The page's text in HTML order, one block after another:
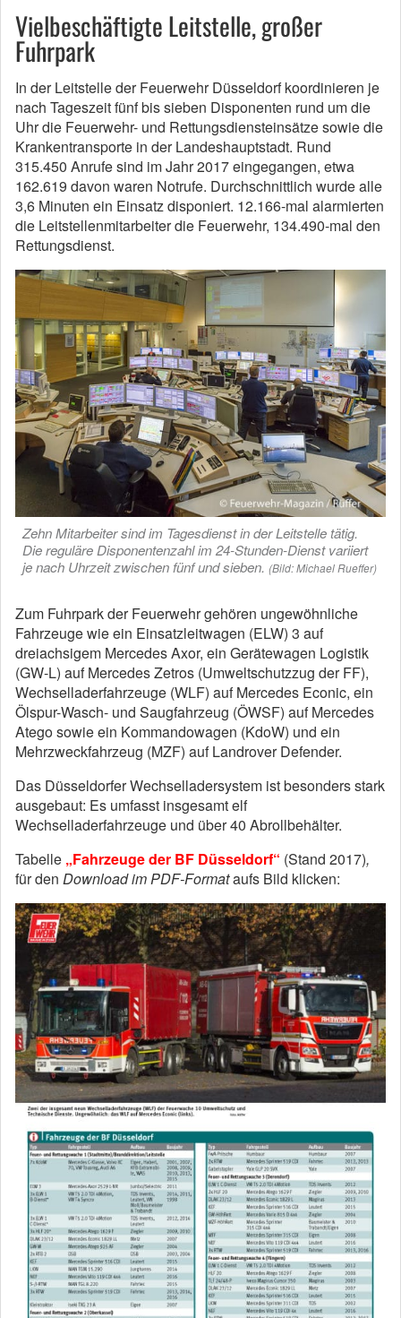
Vielbeschäftigte Leitstelle, großer
Fuhrpark
In der Leitstelle der Feuerwehr Düsseldorf koordinieren je
nach Tageszeit fünf bis sieben Disponenten rund um die
Uhr die Feuerwehr- und Rettungsdiensteinsätze sowie die
Krankentransporte in der Landeshauptstadt. Rund
315.450 Anrufe sind im Jahr 2017 eingegangen, etwa
162.619 davon waren Notrufe. Durchschnittlich wurde alle
3,6 Minuten ein Einsatz disponiert. 12.166-mal alarmierten
die Leitstellenmitarbeiter die Feuerwehr, 134.490-mal den
Rettungsdienst.
Zehn Mitarbeiter sind im Tagesdienst in der Leitstelle tätig.
Die reguläre Disponentenzahl im 24-Stunden-Dienst variiert
je nach Uhrzeit zwischen fünf und sieben. (Bild: Michael Rueffer)
Zum Fuhrpark der Feuerwehr gehören ungewöhnliche
Fahrzeuge wie ein Einsatzleitwagen (ELW) 3 auf
dreiachsigem Mercedes Axor, ein Gerätewagen Logistik
(GW-L) auf Mercedes Zetros (Umweltschutzzug der FF),
Wechselladerfahrzeuge (WLF) auf Mercedes Econic, ein
Ölspur-Wasch- und Saugfahrzeug (ÖWSF) auf Mercedes
Atego sowie ein Kommandowagen (KdoW) und ein
Mehrzweckfahrzeug (MZF) auf Landrover Defender.
Das Düsseldorfer Wechselladersystem ist besonders stark
ausgebaut: Es umfasst insgesamt elf
Wechselladerfahrzeuge und über 40 Abrollbehälter.
Tabelle „Fahrzeuge der BF Düsseldorf“ (Stand 2017),
für den Download im PDF-Formataufs Bild klicken: